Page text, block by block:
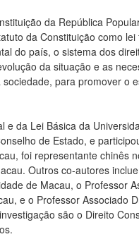
da República
da Constituição como
do país, o sistema dos
da situação e as
para promover o
e da Lei Básica da
de Estado, e
foi representante chinês
Outros co-autores
de Macau, o Professor
e o Professor Associado
são o Direito